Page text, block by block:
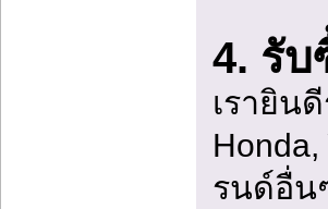
4. รั
เรายิน
รนด์อื่น